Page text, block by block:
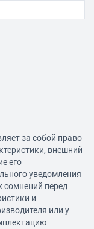
за собой право
внешний
его
уведомления
сомнений перед
и
или у